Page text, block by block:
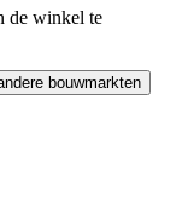
de winkel te
bouwmarkten